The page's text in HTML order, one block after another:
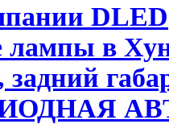
DLED
лампы в